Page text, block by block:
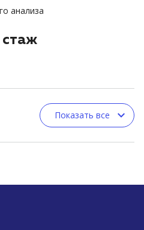
анализа
стаж
Показать все